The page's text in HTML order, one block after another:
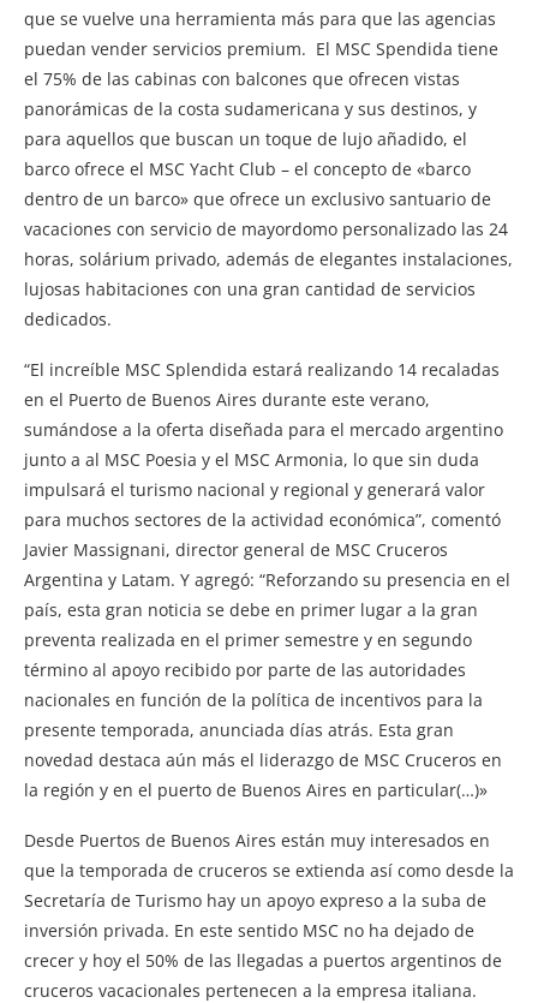
que se vuelve una herramienta más para que las agencias
puedan vender servicios premium. El MSC Spendida tiene
el 75% de las cabinas con balcones que ofrecen vistas
panorámicas de la costa sudamericana y sus destinos, y
para aquellos que buscan un toque de lujo añadido, el
barco ofrece el MSC Yacht Club – el concepto de «barco
dentro de un barco» que ofrece un exclusivo santuario de
vacaciones con servicio de mayordomo personalizado las 24
horas, solárium privado, además de elegantes instalaciones,
lujosas habitaciones con una gran cantidad de servicios
dedicados.
“El increíble MSC Splendida estará realizando 14 recaladas
en el Puerto de Buenos Aires durante este verano,
sumándose a la oferta diseñada para el mercado argentino
junto a al MSC Poesia y el MSC Armonia, lo que sin duda
impulsará el turismo nacional y regional y generará valor
para muchos sectores de la actividad económica”, comentó
Javier Massignani, director general de MSC Cruceros
Argentina y Latam. Y agregó: “Reforzando su presencia en el
país, esta gran noticia se debe en primer lugar a la gran
preventa realizada en el primer semestre y en segundo
término al apoyo recibido por parte de las autoridades
nacionales en función de la política de incentivos para la
presente temporada, anunciada días atrás. Esta gran
novedad destaca aún más el liderazgo de MSC Cruceros en
la región y en el puerto de Buenos Aires en particular(…)»
Desde Puertos de Buenos Aires están muy interesados en
que la temporada de cruceros se extienda así como desde la
Secretaría de Turismo hay un apoyo expreso a la suba de
inversión privada. En este sentido MSC no ha dejado de
crecer y hoy el 50% de las llegadas a puertos argentinos de
cruceros vacacionales pertenecen a la empresa italiana.